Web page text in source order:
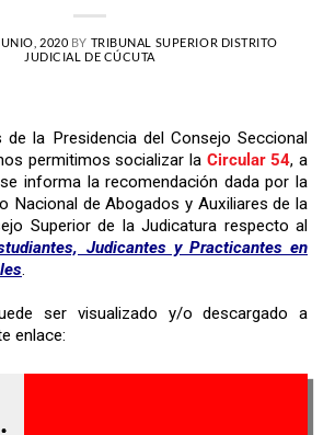
2020 BY TRIBUNAL SUPERIOR DISTRITO
JUDICIAL DE CÚCUTA
de la Presidencia del Consejo Seccional
permitimos socializar la Circular 54, a
informa la recomendación dada por la
Nacional de Abogados y Auxiliares de la
Superior de la Judicatura respecto al
Judicantes y Practicantes en
ser visualizado y/o descargado a
enlace: